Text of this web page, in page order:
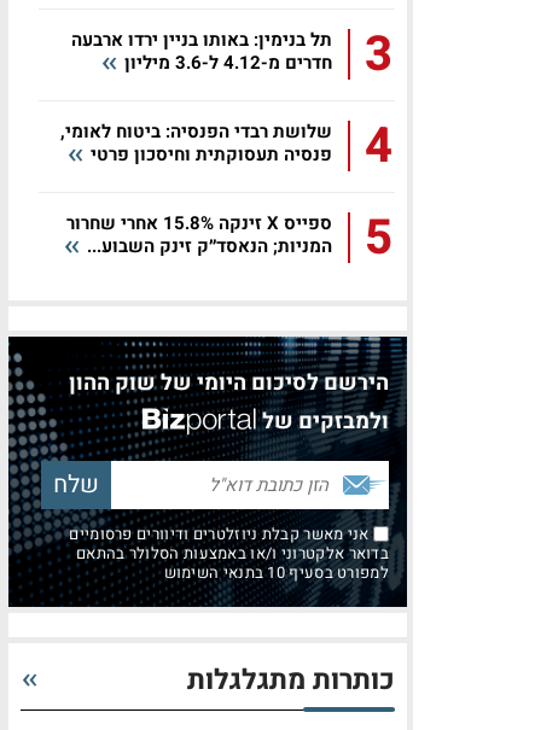
3
תל בנימין: באותו בניין ירדו ארבעה
חדרים מ-4.12 ל-3.6 מיליון
4
שלושת רבדי הפנסיה: ביטוח לאומי,
פנסיה תעסוקתית וחיסכון פרטי
5
ספייס X זינקה 15.8% אחרי שחרור
המניות; הנאסד״ק זינק השבוע...
הירשם לסיכום היומי של שוק ההון
ולמבזקים של
אני מאשר קבלת ניוזלטרים ודיוורים פרסומיים
בדואר אלקטרוני ו/או באמצעות הסלולר בהתאם
למפורט בסעיף 10 בתנאי השימוש
כותרות מתגלגלות